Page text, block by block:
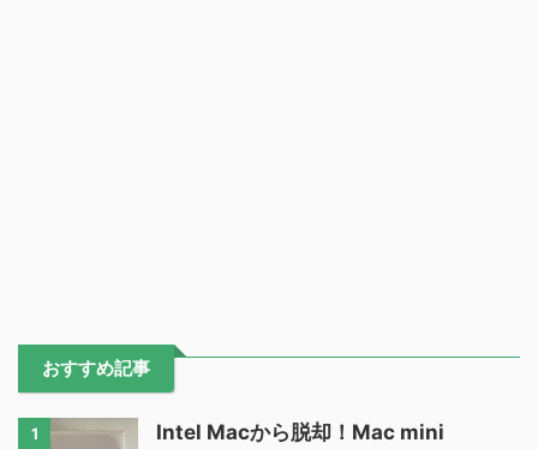
おすすめ記事
1
Intel Macから脱却！Mac mini